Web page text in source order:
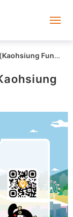
【商品引換券】高雄三日券(Kaohsiung FunPASS)